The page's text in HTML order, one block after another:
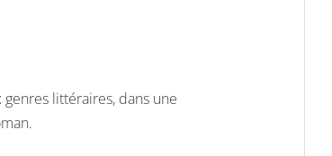
littéraires, dans une